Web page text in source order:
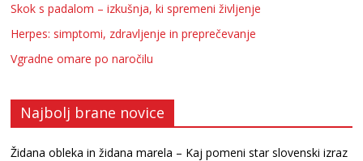
Skok s padalom – izkušnja, ki spremeni življenje
Herpes: simptomi, zdravljenje in preprečevanje
Vgradne omare po naročilu
Najbolj brane novice
Židana obleka in židana marela – Kaj pomeni star slovenski izraz